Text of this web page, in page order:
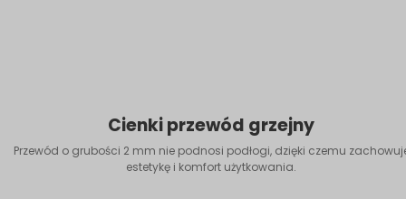
Cienki przewód grzejny
Przewód o grubości 2 mm nie podnosi podłogi, dzięki czemu
estetykę i komfort użytkowania.